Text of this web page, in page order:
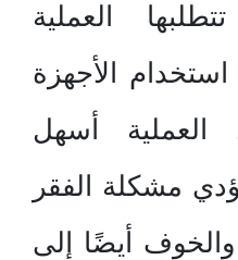
العملية
استخدام الأجهزة
العملية أسهل
مشكلة الفقر
والخوف أيضًا إلى